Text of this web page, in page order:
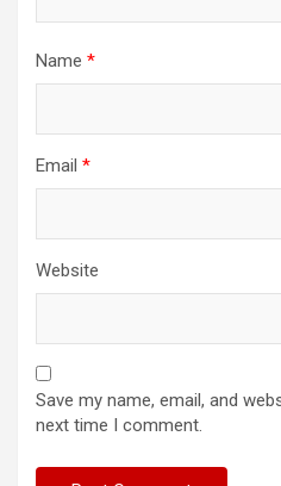
Name *
Email *
Website
Save my name, email, and
next time I comment.